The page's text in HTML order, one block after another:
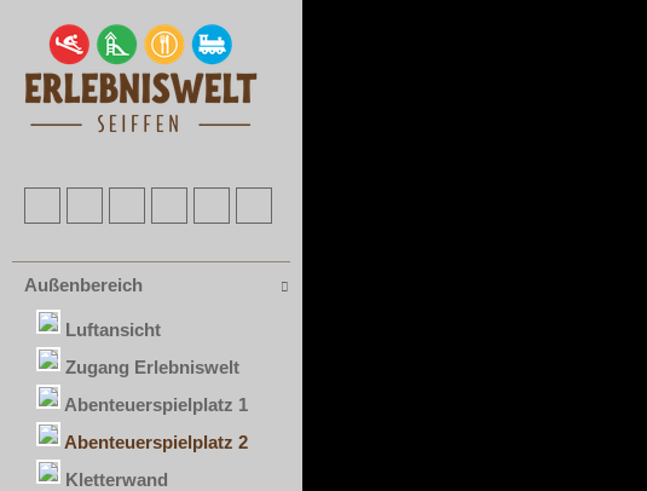
Außenbereich
Luftansicht
Zugang Erlebniswelt
Abenteuerspielplatz 1
Abenteuerspielplatz 2
Kletterwand